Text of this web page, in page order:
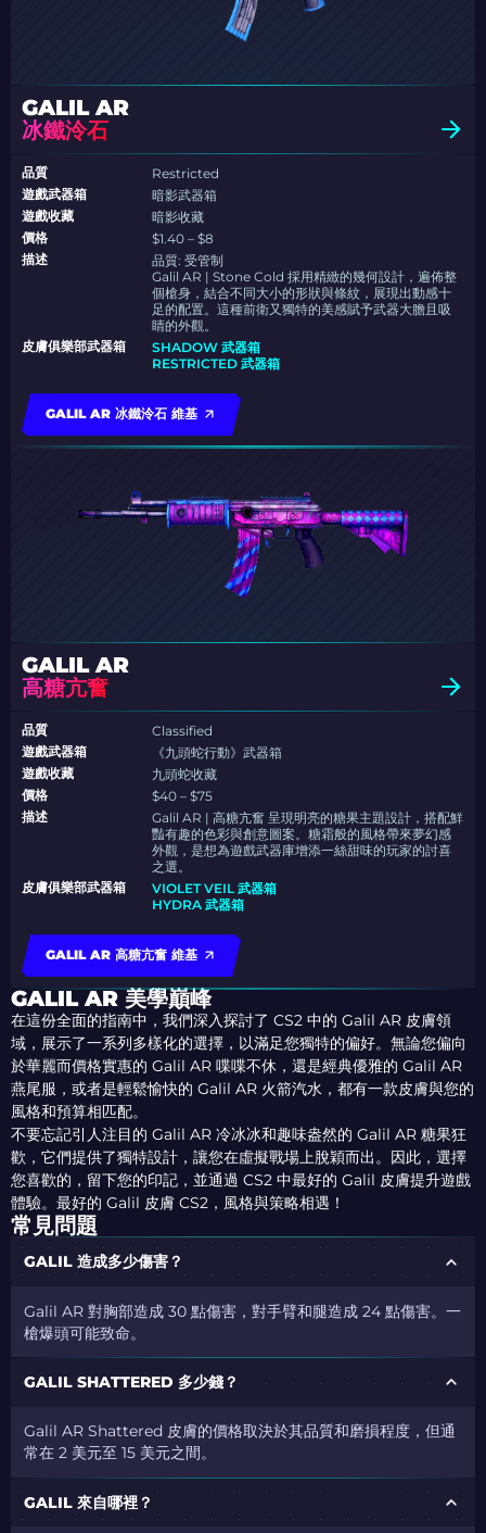
GALIL AR
冰鐵泠石
品質
Restricted
遊戲武器箱
暗影武器箱
遊戲收藏
暗影收藏
價格
$1.40 – $8
描述
品質:受管制
Galil AR | Stone Cold 採用精緻的幾何設計，遍佈整
個槍身，結合不同大小的形狀與條紋，展現出動感十
足的配置。這種前衛又獨特的美感賦予武器大膽且吸
睛的外觀。
皮膚俱樂部武器箱
SHADOW 武器箱
RESTRICTED 武器箱
GALIL AR 冰鐵泠石 維基
GALIL AR
高糖亢奮
品質
Classified
遊戲武器箱
《九頭蛇行動》武器箱
遊戲收藏
九頭蛇收藏
價格
$40 – $75
描述
Galil AR | 高糖亢奮 呈現明亮的糖果主題設計，搭配鮮
豔有趣的色彩與創意圖案。糖霜般的風格帶來夢幻感
外觀，是想為遊戲武器庫增添一絲甜味的玩家的討喜
之選。
皮膚俱樂部武器箱
VIOLET VEIL 武器箱
HYDRA 武器箱
GALIL AR 高糖亢奮 維基
GALIL AR 美學巔峰
在這份全面的指南中，我們深入探討了 CS2 中的 Galil AR 皮膚領
域，展示了一系列多樣化的選擇，以滿足您獨特的偏好。無論您偏向
於華麗而價格實惠的 Galil AR 喋喋不休，還是經典優雅的 Galil AR
燕尾服，或者是輕鬆愉快的 Galil AR 火箭汽水，都有一款皮膚與您的
風格和預算相匹配。
不要忘記引人注目的 Galil AR 冷冰冰和趣味盎然的 Galil AR 糖果狂
歡，它們提供了獨特設計，讓您在虛擬戰場上脫穎而出。因此，選擇
您喜歡的，留下您的印記，並通過 CS2 中最好的 Galil 皮膚提升遊戲
體驗。最好的 Galil 皮膚 CS2，風格與策略相遇！
常見問題
GALIL 造成多少傷害？
Galil AR 對胸部造成 30 點傷害，對手臂和腿造成 24 點傷害。一
槍爆頭可能致命。
GALIL SHATTERED 多少錢？
Galil AR Shattered 皮膚的價格取決於其品質和磨損程度，但通
常在 2 美元至 15 美元之間。
GALIL 來自哪裡？